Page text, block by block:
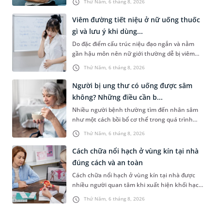
cân nhắc chỉ định p...
Thứ Năm, 6 tháng 8, 2026
Viêm đường tiết niệu ở nữ uống thuốc
gì và lưu ý khi dùng...
Do đặc điểm cấu trúc niệu đạo ngắn và nằm
gần hậu môn nên nữ giới thường dễ bị viêm
đường tiết niệu hơn nam giới. Tùy theo nguyên
nhân, mức độ nhiễm trùng và...
Thứ Năm, 6 tháng 8, 2026
Người bị ung thư có uống được sâm
không? Những điều cần b...
Nhiều người bệnh thường tìm đến nhân sâm
như một cách bồi bổ cơ thể trong quá trình
điều trị ung thư. Tuy nhiên, câu hỏi người bị
ung thư có uống được sâm kh...
Thứ Năm, 6 tháng 8, 2026
Cách chữa nổi hạch ở vùng kín tại nhà
đúng cách và an toàn
Cách chữa nổi hạch ở vùng kín tại nhà được
nhiều người quan tâm khi xuất hiện khối hạch
nhỏ ở vùng bẹn hoặc cơ quan sinh dục. Nếu
hạch mới xuất hiện, kích th...